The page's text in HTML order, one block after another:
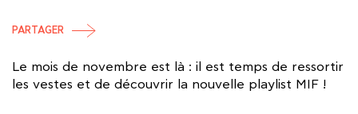
Le mois de novembre est là : il est temps de ressortir
les vestes et de découvrir la nouvelle playlist MIF !
PARTAGER